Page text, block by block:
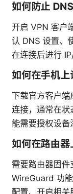
如何防止 DNS
开启 VPN 客户
认 DNS 设置、
在连接后进行
如何在手机上
下载官方客户
连接，通常在
能需要授权设备
如何在路由器
需要路由器固件
WireGuard 功